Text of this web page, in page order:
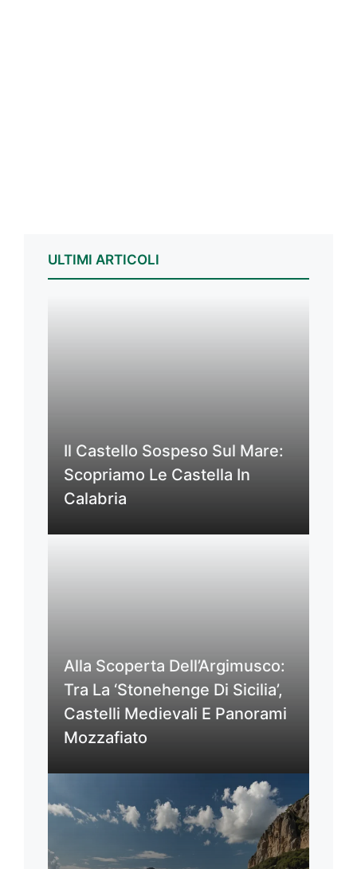
ULTIMI ARTICOLI
Il Castello Sospeso Sul Mare:
Scopriamo Le Castella In
Calabria
Alla Scoperta Dell’Argimusco:
Tra La ‘Stonehenge Di Sicilia’,
Castelli Medievali E Panorami
Mozzafiato